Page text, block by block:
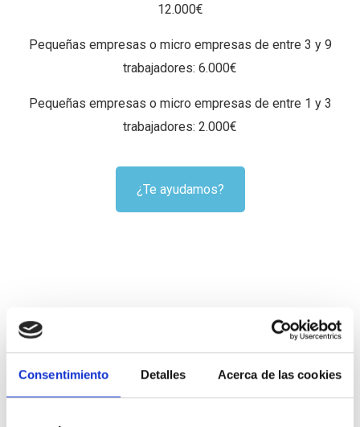
Consentimiento Detalles Acerca de las cookies
12.000€
Pequeñas empresas o micro empresas de entre 3 y 9
trabajadores: 6.000€
Pequeñas empresas o micro empresas de entre 1 y 3
trabajadores: 2.000€
¿Te ayudamos?
¿Qué servicios te ayudamos a
Renovación o creación web. Creamos desde